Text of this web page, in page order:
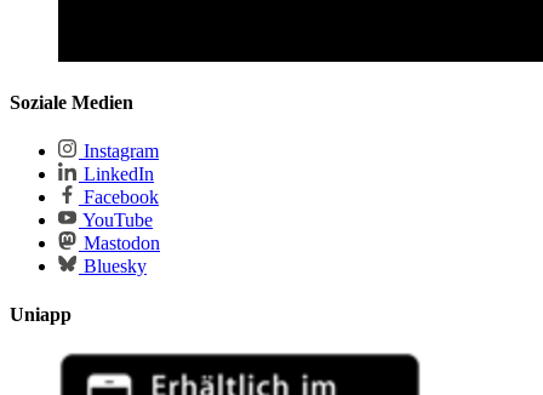
Soziale Medien
Instagram
LinkedIn
Facebook
YouTube
Mastodon
Bluesky
Uniapp